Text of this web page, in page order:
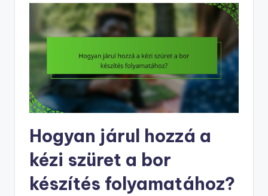
Hogyan járul hozzá a
kézi szüret a bor
készítés folyamatához?